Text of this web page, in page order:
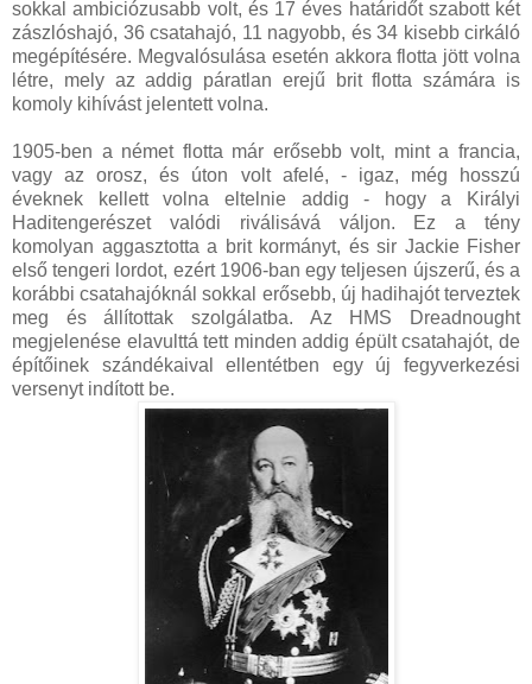
sokkal ambiciózusabb volt, és 17 éves határidőt szabott két
zászlóshajó, 36 csatahajó, 11 nagyobb, és 34 kisebb cirkáló
megépítésére. Megvalósulása esetén akkora flotta jött volna
létre, mely az addig páratlan erejű brit flotta számára is
komoly kihívást jelentett volna.
1905-ben a német flotta már erősebb volt, mint a francia,
vagy az orosz, és úton volt afelé, - igaz, még hosszú
éveknek kellett volna eltelnie addig - hogy a Királyi
Haditengerészet valódi riválisává váljon. Ez a tény
komolyan aggasztotta a brit kormányt, és sir Jackie Fisher
első tengeri lordot, ezért 1906-ban egy teljesen újszerű, és a
korábbi csatahajóknál sokkal erősebb, új hadihajót terveztek
meg és állítottak szolgálatba. Az HMS Dreadnought
megjelenése elavulttá tett minden addig épült csatahajót, de
építőinek szándékaival ellentétben egy új fegyverkezési
versenyt indított be.